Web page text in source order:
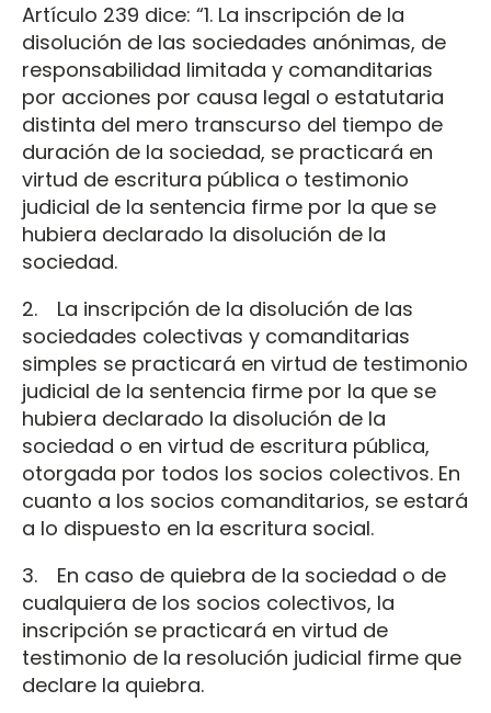
Artículo 239 dice: “1. La inscripción de la
disolución de las sociedades anónimas, de
responsabilidad limitada y comanditarias
por acciones por causa legal o estatutaria
distinta del mero transcurso del tiempo de
duración de la sociedad, se practicará en
virtud de escritura pública o testimonio
judicial de la sentencia firme por la que se
hubiera declarado la disolución de la
sociedad.
2. La inscripción de la disolución de las
sociedades colectivas y comanditarias
simples se practicará en virtud de testimonio
judicial de la sentencia firme por la que se
hubiera declarado la disolución de la
sociedad o en virtud de escritura pública,
otorgada por todos los socios colectivos. En
cuanto a los socios comanditarios, se estará
a lo dispuesto en la escritura social.
3. En caso de quiebra de la sociedad o de
cualquiera de los socios colectivos, la
inscripción se practicará en virtud de
testimonio de la resolución judicial firme que
declare la quiebra.